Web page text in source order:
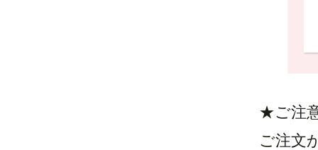
★ご注
ご注文